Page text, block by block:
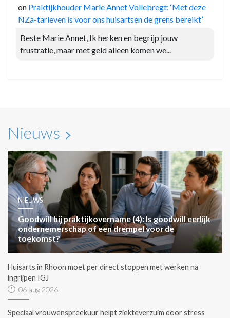
on Praktijkhouder Marie Annet Vollebregt: ‘Met deze
NZa-tarieven is voor ons huisartsen de grens bereikt’
Beste Marie Annet, Ik herken en begrijp jouw
frustratie, maar met geld alleen komen we...
Nieuws
NIEUWS
Goodwill bij praktijkovername (4): Is goodwill eerlijk
ondernemerschap of een drempel voor de
toekomst?
Huisarts in Rhoon moet per direct stoppen met werken na
ingrijpen IGJ
06 aug 2026
Speciaal vrouwenspreekuur helpt ziekteverzuim door stress